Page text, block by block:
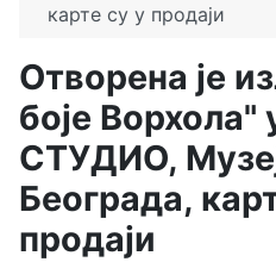
карте су у продаји
Отворена је
боје Ворхола"
СТУДИО,
Београда,
продаји